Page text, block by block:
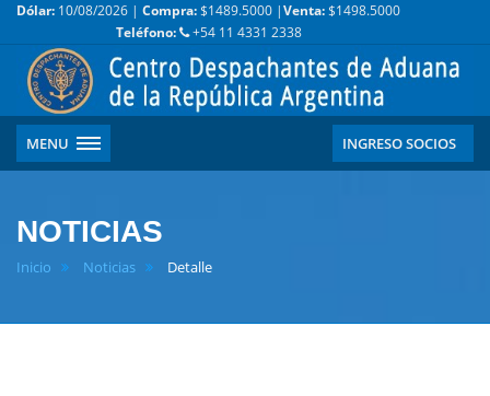
Dólar: 10/08/2026 | Compra:$1489.5000 |Venta:$1498.5000
Teléfono:
+54 11 4331 2338
MENU INGRESO SOCIOS
NOTICIAS
Inicio Noticias Detalle